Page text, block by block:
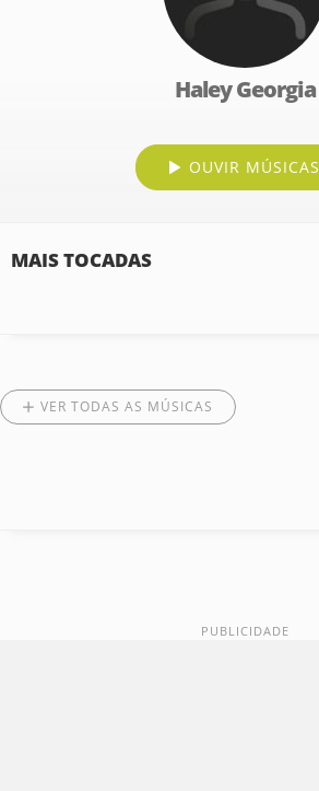
Haley Georgia
OUVIR MÚSICAS
MAIS TOCADAS
VER TODAS AS MÚSICAS